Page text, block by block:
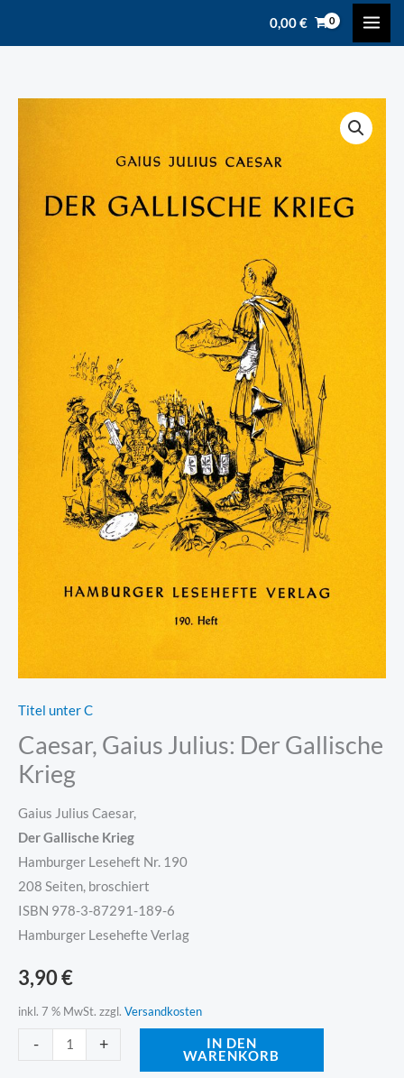
0,00€
Titel unter C
Caesar, Gaius Julius: Der Gallische
Krieg
Gaius Julius Caesar,
Der Gallische Krieg
Hamburger Leseheft Nr. 190
208 Seiten, broschiert
ISBN 978-3-87291-189-6
Hamburger Lesehefte Verlag
3,90€
inkl. 7 % MwSt. zzgl. Versandkosten
-
Gallische
+
IN DEN
WARENKORB